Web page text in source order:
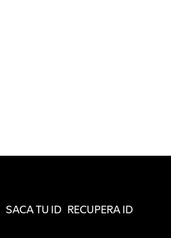
SACA TU ID RECUPERA ID